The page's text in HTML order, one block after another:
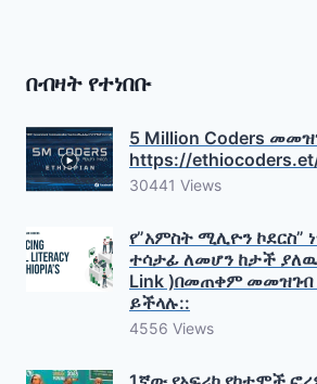
በብዛት የተነበቡ
5 Million Coders
https://
30441 Views
የ”አምስት ሚሊዮን ኮደርስ”
ተሳታፊ ለመሆን ከታች
Link )በመጠቀም መመዝገብ
ይችላሉ::
4556 Views